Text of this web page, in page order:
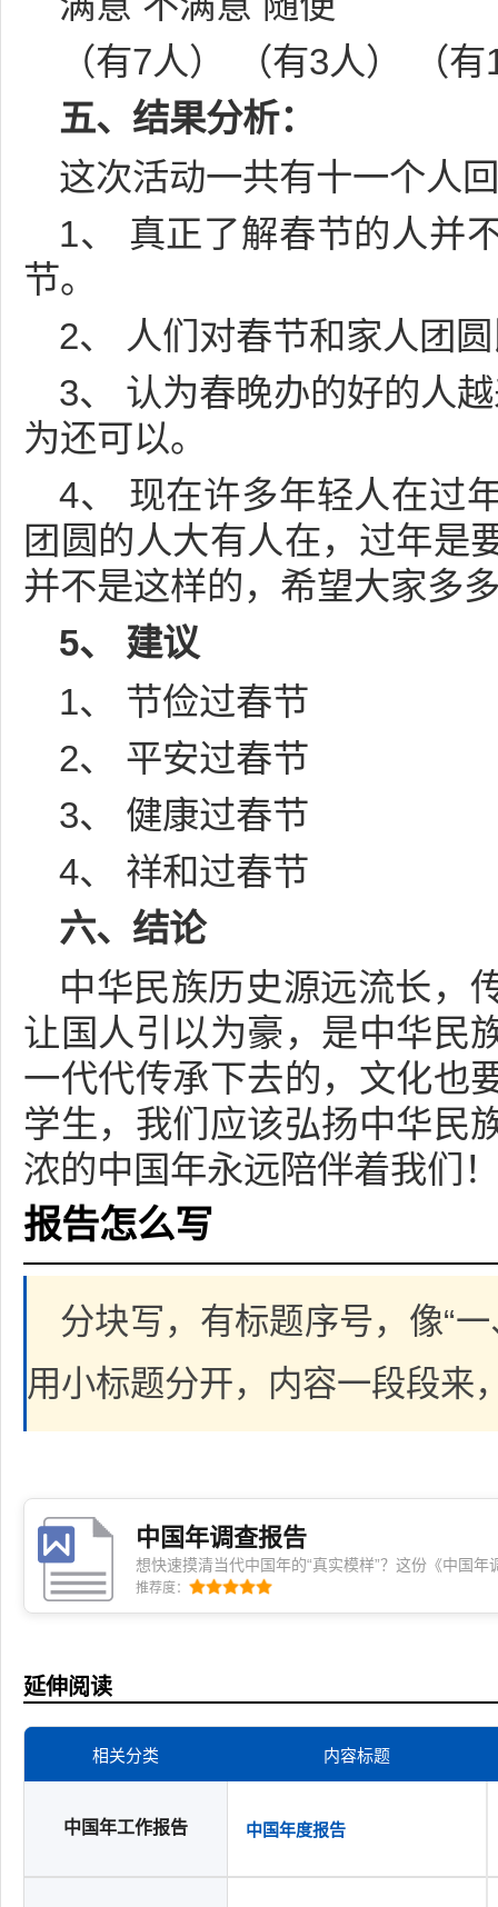
（有7人） （有3人） （
五、结果分析：
这次活动一共有十一个人
1、 真正了解春节的人并
节。
2、 人们对春节和家人团
3、 认为春晚办的好的人
为还可以。
4、 现在许多年轻人在过
团圆的人大有人在，过年是
并不是这样的，希望大家多
5、 建议
1、 节俭过春节
2、 平安过春节
3、 健康过春节
4、 祥和过春节
六、结论
中华民族历史源远流长，
让国人引以为豪，是中华民
一代代传承下去的，文化也
学生，我们应该弘扬中华民
浓的中国年永远陪伴着我们
报告怎么写
分块写，有标题序号，像“
用小标题分开，内容一段段来
中国年调查报告
想快速摸清当代中国年的“真实模样”？这份《中国
偏好、家庭互动等鲜活切口，用平实具体的视角呈
怎么想、哪些习惯在变，参照它，比道听途说更靠
推荐度：
延伸阅读
相关分类 内容标题
中国年工作报告 中国年度报告